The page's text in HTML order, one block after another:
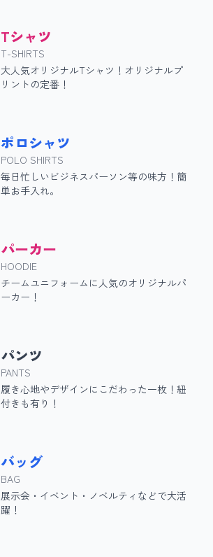
Tシャツ
T-SHIRTS
大人気オリジナルTシャツ！オリジナルプ
リントの定番！
ポロシャツ
POLO SHIRTS
毎日忙しいビジネスパーソン等の味方！簡
単お手入れ。
パーカー
HOODIE
チームユニフォームに人気のオリジナルパ
ーカー！
パンツ
PANTS
履き心地やデザインにこだわった一枚！紐
付きも有り！
バッグ
BAG
展示会・イベント・ノベルティなどで大活
躍！